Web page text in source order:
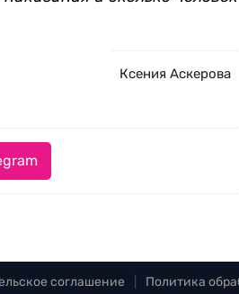
Ксения Аскерова
соглашение Политика